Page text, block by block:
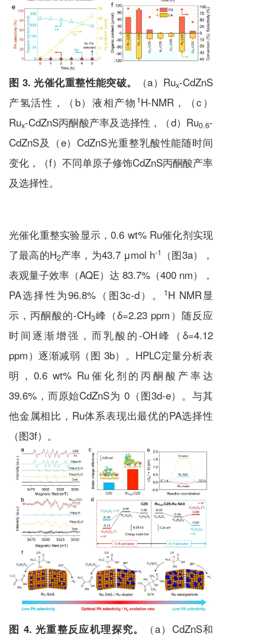
图 3. 光催化重整性能突破。 （a）Rux-CdZnS
产氢活性，（b）液相产物 1H-NMR，（c）
Rux-CdZnS丙酮酸产率及选择性，（d）Ru0.6-
CdZnS及（e）CdZnS光重整乳酸性能随时间
变化，（f）不同单原子修饰CdZnS丙酮酸产率
及选择性。
光催化重整实验显示，0.6 wt% Ru催化剂实现
了最高的H2产率，为43.7 μmol h-1
（图3a），
表观量子效率（AQE）达 83.7%（400 nm），
PA选择性为96.8%（图3c-d）。
1H NMR显
示，丙酮酸的-CH3峰（δ=2.23 ppm）随反应
时间逐渐增强，而乳酸的-OH峰（δ=4.12
ppm）逐渐减弱（图 3b）。HPLC定量分析表
明，0.6 wt% Ru催化剂的丙酮酸产率达
39.6%，而原始CdZnS为 0（图3d-e）。与其
他金属相比，Ru体系表现出最优的PA选择性
（图3f）。
图 4. 光重整反应机理探究。
（a）CdZnS和